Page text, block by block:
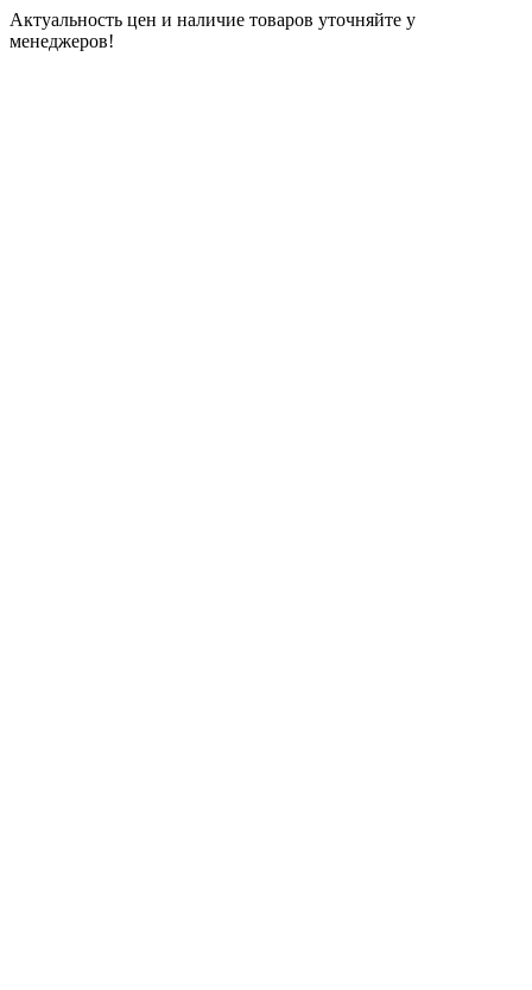
Актуальность цен и наличие товаров уточняйте у
менеджеров!